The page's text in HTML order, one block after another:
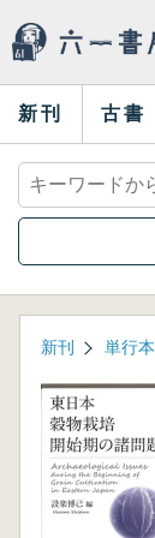
新刊 古書
新刊 単行本